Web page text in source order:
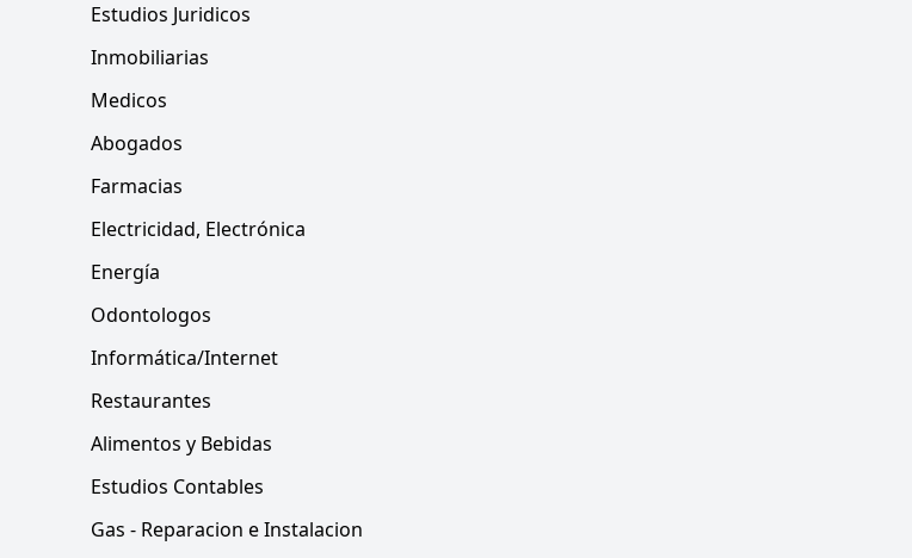
Estudios Juridicos
Inmobiliarias
Medicos
Abogados
Farmacias
Electricidad, Electrónica
Energía
Odontologos
Informática/Internet
Restaurantes
Alimentos y Bebidas
Estudios Contables
Gas - Reparacion e Instalacion